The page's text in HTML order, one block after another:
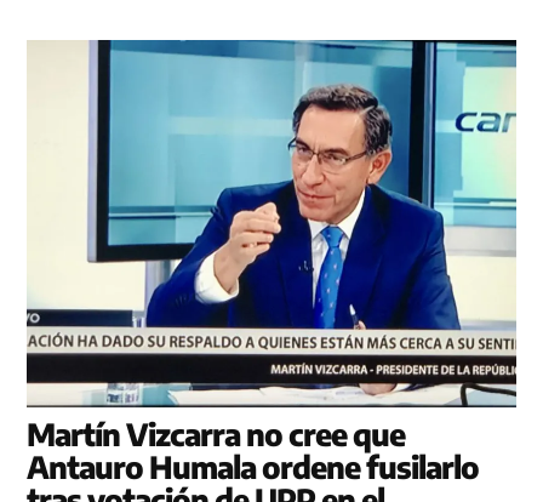
Martín Vizcarra no cree que
Antauro Humala ordene fusilarlo